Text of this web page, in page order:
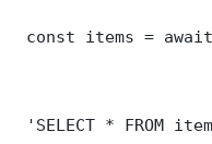
const items =
'SELECT * FROM